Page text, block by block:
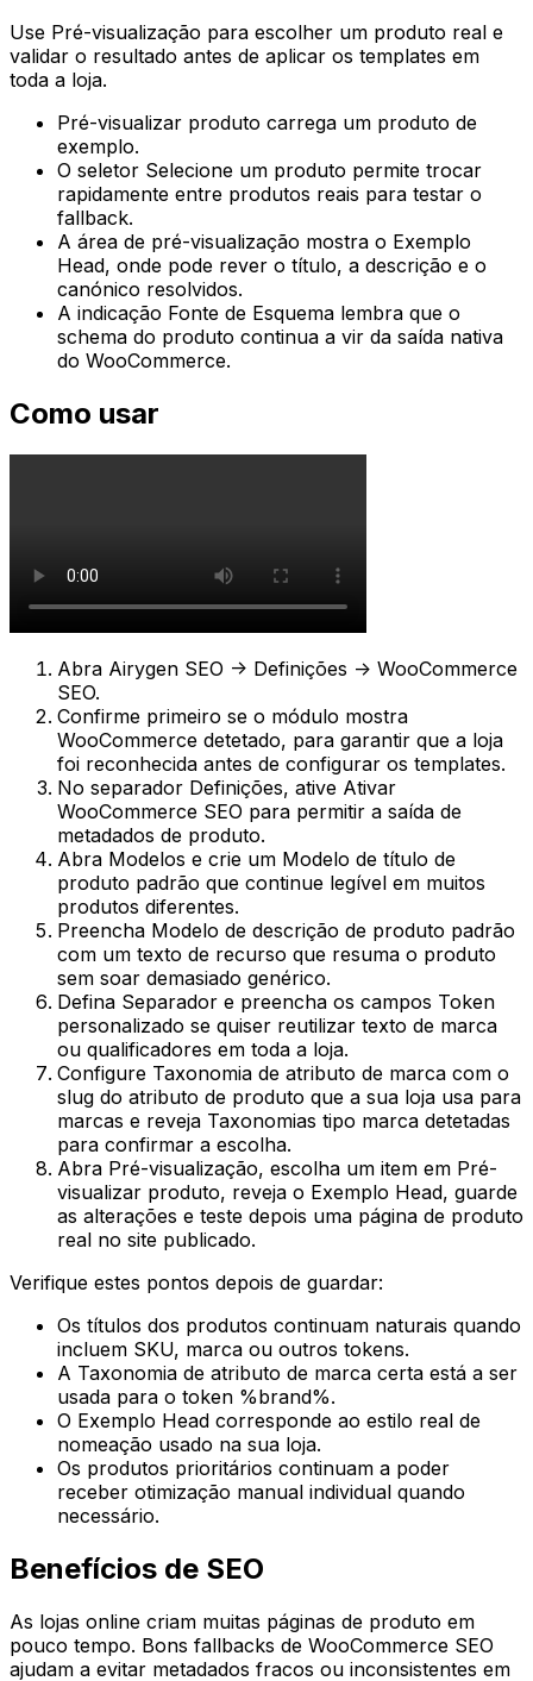
Use Pré-visualização para escolher um produto real e
validar o resultado antes de aplicar os templates em
toda a loja.
Pré-visualizar produto carrega um produto de
exemplo.
O seletor Selecione um produto permite trocar
rapidamente entre produtos reais para testar o
fallback.
A área de pré-visualização mostra o Exemplo
Head, onde pode rever o título, a descrição e o
canónico resolvidos.
A indicação Fonte de Esquema lembra que o
schema do produto continua a vir da saída nativa
do WooCommerce.
Como usar
Abra Airygen SEO -> Definições -> WooCommerce
SEO.
Confirme primeiro se o módulo mostra
WooCommerce detetado, para garantir que a loja
foi reconhecida antes de configurar os templates.
No separador Definições, ative Ativar
WooCommerce SEO para permitir a saída de
metadados de produto.
Abra Modelos e crie um Modelo de título de
produto padrão que continue legível em muitos
produtos diferentes.
Preencha Modelo de descrição de produto padrão
com um texto de recurso que resuma o produto
sem soar demasiado genérico.
Defina Separador e preencha os campos Token
personalizado se quiser reutilizar texto de marca
ou qualificadores em toda a loja.
Configure Taxonomia de atributo de marca com o
slug do atributo de produto que a sua loja usa para
marcas e reveja Taxonomias tipo marca detetadas
para confirmar a escolha.
Abra Pré-visualização, escolha um item em Pré-
visualizar produto, reveja o Exemplo Head, guarde
as alterações e teste depois uma página de produto
real no site publicado.
Verifique estes pontos depois de guardar:
Os títulos dos produtos continuam naturais quando
incluem SKU, marca ou outros tokens.
A Taxonomia de atributo de marca certa está a ser
usada para o token %brand%.
O Exemplo Head corresponde ao estilo real de
nomeação usado na sua loja.
Os produtos prioritários continuam a poder
receber otimização manual individual quando
necessário.
Benefícios de SEO
As lojas online criam muitas páginas de produto em
pouco tempo. Bons fallbacks de WooCommerce SEO
ajudam a evitar metadados fracos ou inconsistentes em